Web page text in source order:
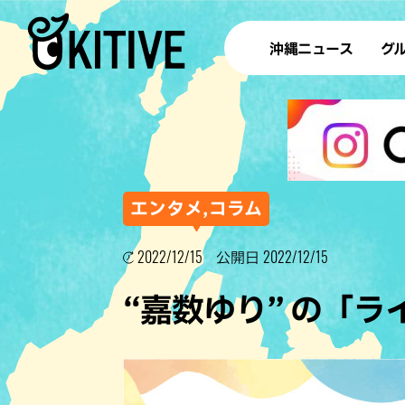
沖縄ニュース グ
ラ
テイ
すし
ステー
その他
エンタメ,コラム
2022/12/15 公開日 2022/12/15
“嘉数ゆり” の「ラ